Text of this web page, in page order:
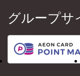
グループサ